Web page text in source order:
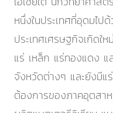
หนึ่งในประเทศที่อุดมไป
ประเทศเศรษฐกิจเกิดใ
แร่ เหล็ก แร่ทองแดง แ
จังหวัดต่างๆ และยังมีแ
ต้องการของภาคอุตสาห